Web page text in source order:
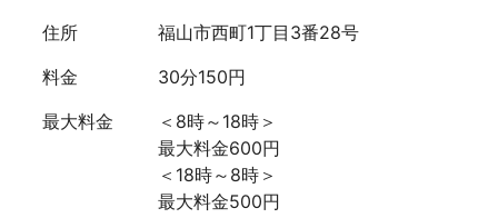
住所
福山市西町1丁目3番28号
料金
30分150円
最大料金
＜8時～18時＞
最大料金600円
＜18時～8時＞
最大料金500円